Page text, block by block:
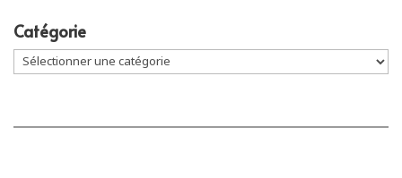
Catégorie
Catégorie